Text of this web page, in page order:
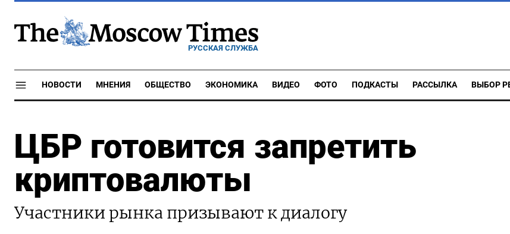
РУССКАЯ СЛУЖБА
НОВОСТИ МНЕНИЯ ОБЩЕСТВО ЭКОНОМИКА ВИДЕО ФОТО ПОДКАСТЫ РАССЫЛКА ВЫБОР
ЦБР готовится запретить
криптовалюты
Участники рынка призывают к диалогу